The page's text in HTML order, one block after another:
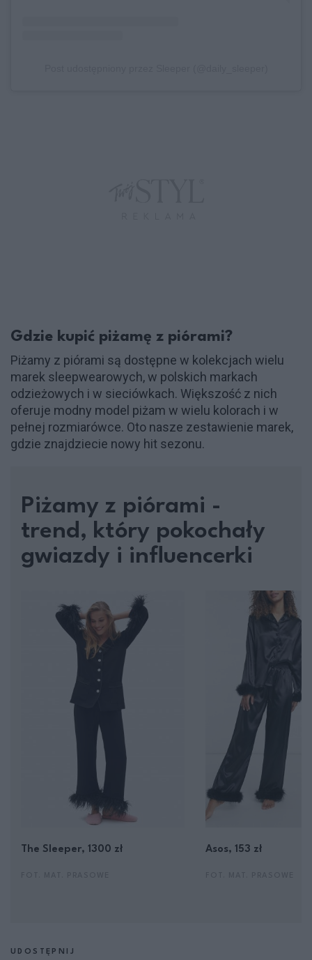
Gdzie kupić piżamę z piórami?
Piżamy z piórami są dostępne w kolekcjach wielu
marek sleepwearowych, w polskich markach
odzieżowych i w sieciówkach. Większość z nich
oferuje modny model piżam w wielu kolorach i w
pełnej rozmiarówce. Oto nasze zestawienie marek,
gdzie znajdziecie nowy hit sezonu.
Piżamy z piórami -
trend, który pokochały
gwiazdy i influencerki
The Sleeper, 1300 zł Asos, 153 zł
UDOSTĘPNIJ